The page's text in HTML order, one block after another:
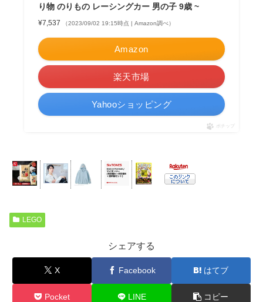
り物 のりもの レーシングカー 男の子 9歳 ~
¥7,537 （2023/09/02 19:15時点 | Amazon調べ）
Amazon
楽天市場
Yahooショッピング
ポチップ
LEGO
シェアする
X Facebook はてブ
Pocket LINE コピー